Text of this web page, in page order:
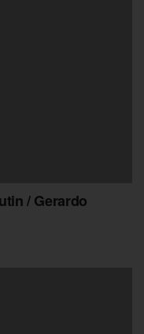
/ Gerardo